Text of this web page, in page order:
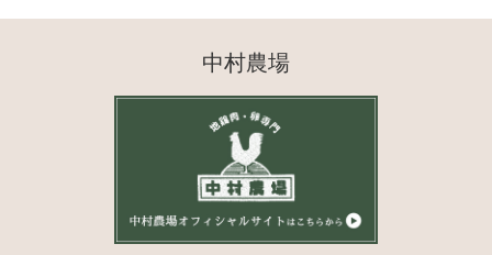
中村農場